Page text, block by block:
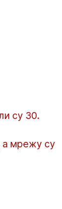
су 30.
а мрежу су